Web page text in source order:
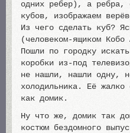
одних ребер), а ребра,
кубов, изображаем
Из чего сделать куб?
(человеком-ящиком
Пошли по городку
коробки из-под
не нашли, нашли одну,
холодильника. Её
как домик.
Ну что же, домик так
костюм бездомного